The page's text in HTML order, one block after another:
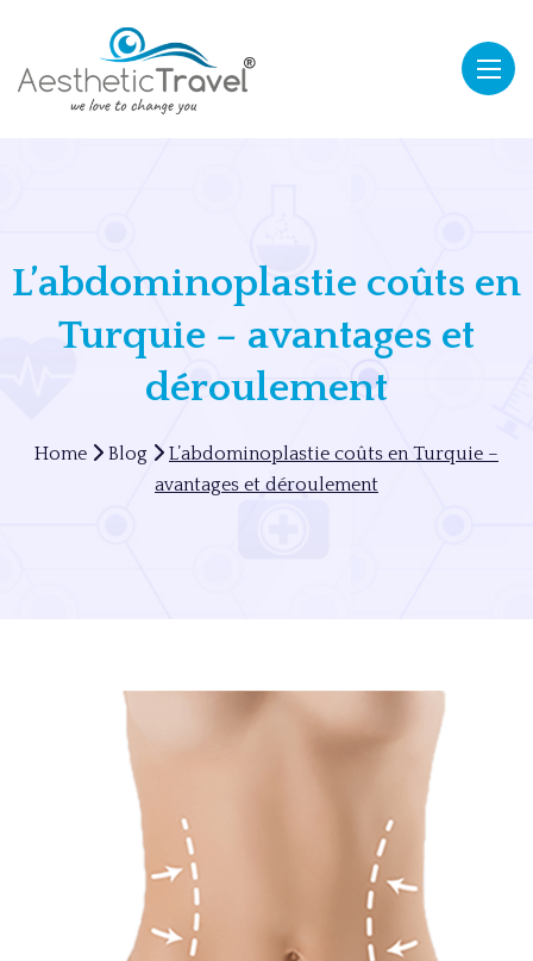
L’abdominoplastie coûts en
Turquie – avantages et
déroulement
Home Blog
L’abdominoplastie coûts en Turquie –
avantages et déroulement